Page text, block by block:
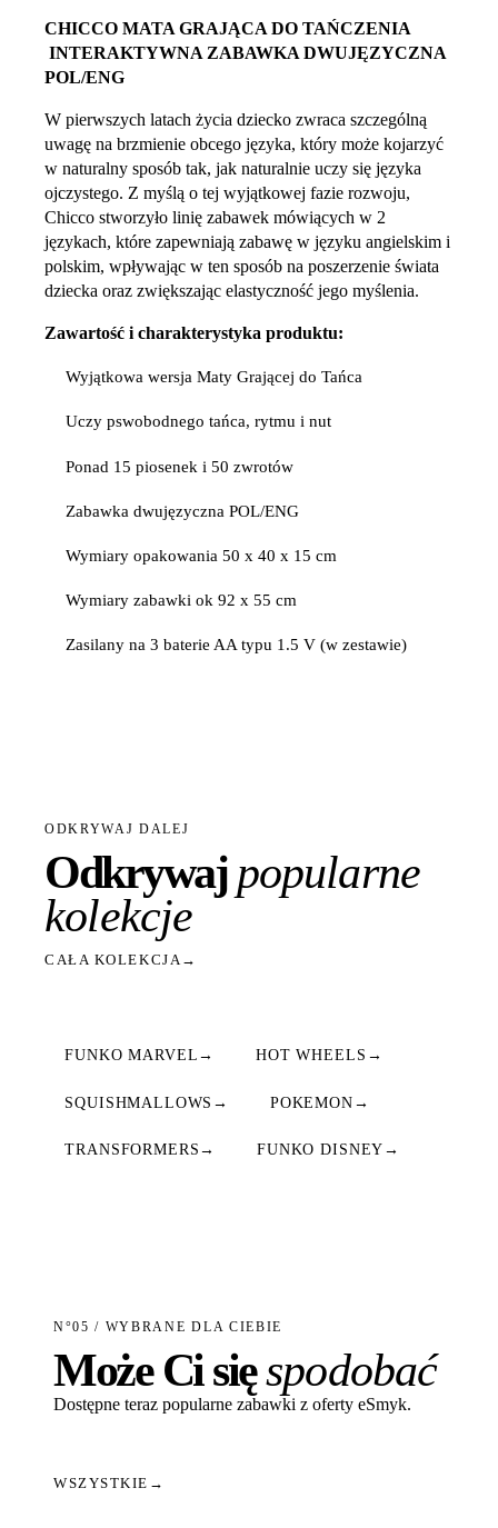
CHICCO MATA GRAJĄCA DO TAŃCZENIA
INTERAKTYWNA ZABAWKA DWUJĘZYCZNA
POL/ENG
W pierwszych latach życia dziecko zwraca szczególną
uwagę na brzmienie obcego języka, który może kojarzyć
w naturalny sposób tak, jak naturalnie uczy się języka
ojczystego. Z myślą o tej wyjątkowej fazie rozwoju,
Chicco stworzyło linię zabawek mówiących w 2
językach, które zapewniają zabawę w języku angielskim i
polskim, wpływając w ten sposób na poszerzenie świata
dziecka oraz zwiększając elastyczność jego myślenia.
Zawartość i charakterystyka produktu:
Wyjątkowa wersja Maty Grającej do Tańca
Uczy pswobodnego tańca, rytmu i nut
Ponad 15 piosenek i 50 zwrotów
Zabawka dwujęzyczna POL/ENG
Wymiary opakowania 50 x 40 x 15 cm
Wymiary zabawki ok 92 x 55 cm
Zasilany na 3 baterie AA typu 1.5 V (w zestawie)
ODKRYWAJ DALEJ
Odkrywajpopularne
kolekcje
CAŁA KOLEKCJA→
FUNKO MARVEL → HOT WHEELS →
SQUISHMALLOWS → POKEMON →
TRANSFORMERS → FUNKO DISNEY →
N°05 / WYBRANE DLA CIEBIE
Może Ci sięspodobać
Dostępne teraz popularne zabawki z oferty eSmyk.
WSZYSTKIE →